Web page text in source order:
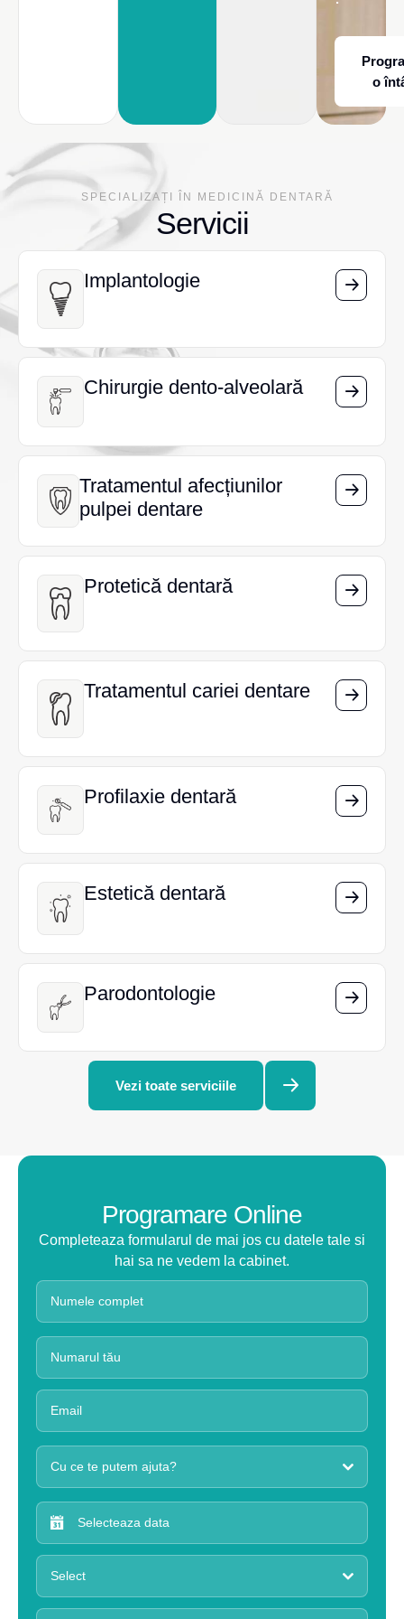
o
SPECIALIZAȚI ÎN MEDICINĂ DENTARĂ
Servicii
Implantologie
Implantologie
Chirurgie dento-alveolară
Chirurgie dento-alveolară
Tratamentul afecțiunilor
pulpei dentare
Tratamentul afecțiunilor
pulpei dentare
Protetică dentară
Protetică dentară
Tratamentul cariei dentare
Tratamentul cariei dentare
Profilaxie dentară
Profilaxie dentară
Estetică dentară
Estetică dentară
Parodontologie
Parodontologie
Vezi toate serviciile
Programare Online
Completeaza formularul de mai jos cu datele tale si
hai sa ne vedem la cabinet.
Cu ce te putem ajuta?
Select